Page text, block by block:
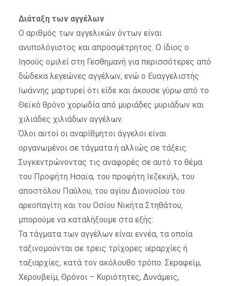
Διάταξη των αγγέλων
Ο αριθμός των αγγελικών όντων είναι
ανυπολόγιστος και απροσμέτρητος. Ο ίδιος ο
Ιησούς ομιλεί στη Γεσθημανή για περισσότερες από
δώδεκα λεγεώνες αγγέλων, ενώ ο Ευαγγελιστής
Ιωάννης μαρτυρεί ότι είδε και άκουσε γύρω από το
Θεϊκό θρόνο χορωδία από μυριάδες μυριάδων και
χιλιάδες χιλιάδων αγγέλων.
Όλοι αυτοί οι αναρίθμητοι άγγελοι είναι
οργανωμένοι σε τάγματα ή αλλιώς σε τάξεις.
Συγκεντρώνοντας τις αναφορές σε αυτό το θέμα
του Προφήτη Ησαϊα, του προφήτη Ιεζεκιήλ, του
αποστόλου Παύλου, του αγίου Διονυσίου του
αρεοπαγίτη και του Οσίου Νικήτα Στηθάτου,
μπορούμε να καταλήξουμε στα εξής:
Τα τάγματα των αγγέλων είναι εννέα, τα οποία
ταξινομούνται σε τρεις τρίχορες ιεραρχίες ή
ταξιαρχίες, κατά τον ακόλουθο τρόπο: Σεραφείμ,
Χερουβείμ, Θρόνοι – Κυριότητες, Δυνάμεις,